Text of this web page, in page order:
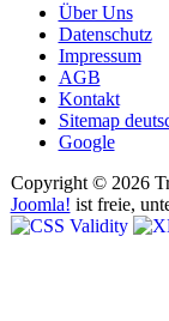
Über Uns
Datenschutz
Impressum
AGB
Kontakt
Sitemap
Google
Copyright © 2026
Joomla! ist freie,